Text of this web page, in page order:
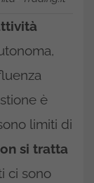
è
limiti di
si tratta
ci sono